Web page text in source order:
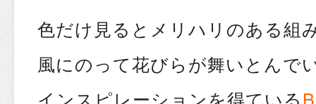
色だけ見るとメリハリのある組
風にのって花びらが舞いとんで
インスピレーションを得ている